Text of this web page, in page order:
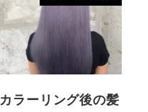
カラーリング後の髪